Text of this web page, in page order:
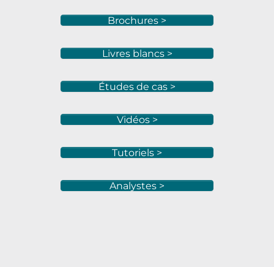
Brochures >
Livres blancs >
Études de cas >
Vidéos >
Tutoriels >
Analystes >